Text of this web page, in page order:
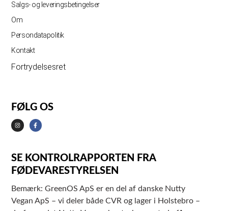
Salgs- og leveringsbetingelser
Om
Persondatapolitik
Kontakt
Fortrydelsesret
FØLG OS
SE KONTROLRAPPORTEN FRA
FØDEVARESTYRELSEN
Bemærk: GreenOS ApS er en del af danske Nutty
Vegan ApS – vi deler både CVR og lager i Holstebro –